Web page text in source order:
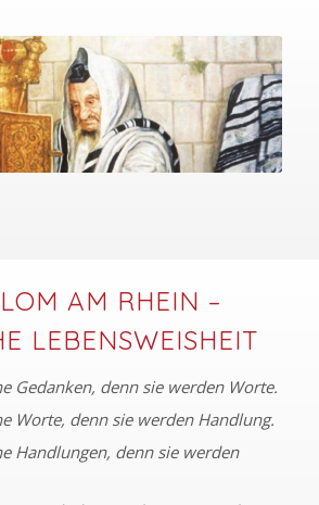
AM RHEIN –
LEBENSWEISHEIT
Gedanken, denn sie werden Worte.
Worte, denn sie werden Handlung.
Handlungen, denn sie werden